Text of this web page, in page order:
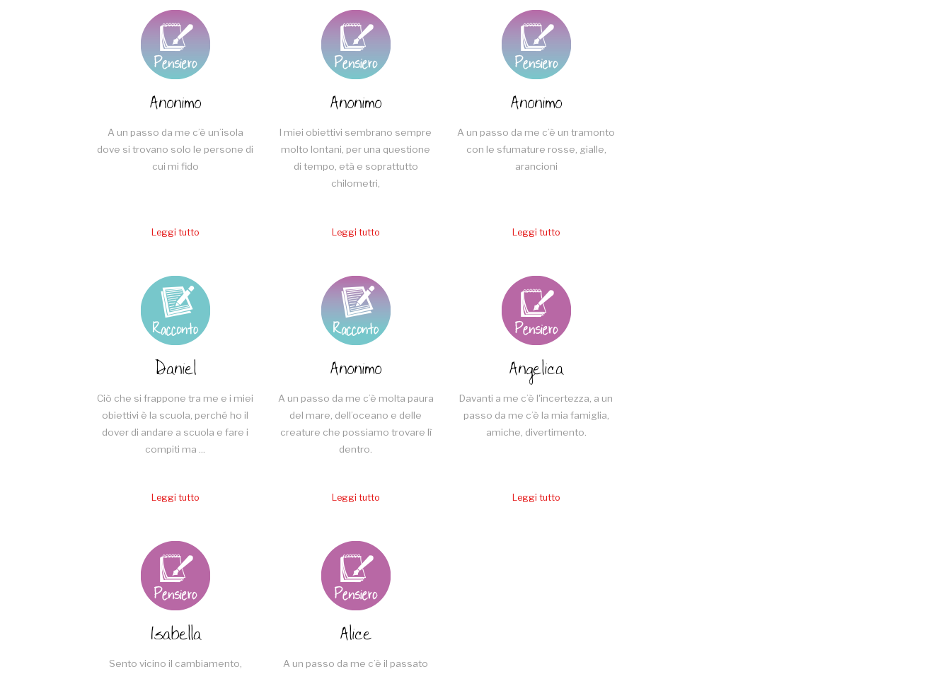
Anonimo
A un passo da me c’è un’isola
dove si trovano solo le persone di
cui mi fido
Leggi tutto
Anonimo
I miei obiettivi sembrano sempre
molto lontani, per una questione
di tempo, età e soprattutto
chilometri,
Leggi tutto
Anonimo
A un passo da me c’è un tramonto
con le sfumature rosse, gialle,
arancioni
Leggi tutto
Daniel
Ciò che si frappone tra me e i miei
obiettivi è la scuola, perché ho il
dover di andare a scuola e fare i
compiti ma ...
Leggi tutto
Anonimo
A un passo da me c’è molta paura
del mare, dell’oceano e delle
creature che possiamo trovare lì
dentro.
Leggi tutto
Angelica
Davanti a me c’è l'incertezza, a un
passo da me c’è la mia famiglia,
amiche, divertimento.
Leggi tutto
Isabella
Sento vicino il cambiamento,
Alice
A un passo da me c’è il passato